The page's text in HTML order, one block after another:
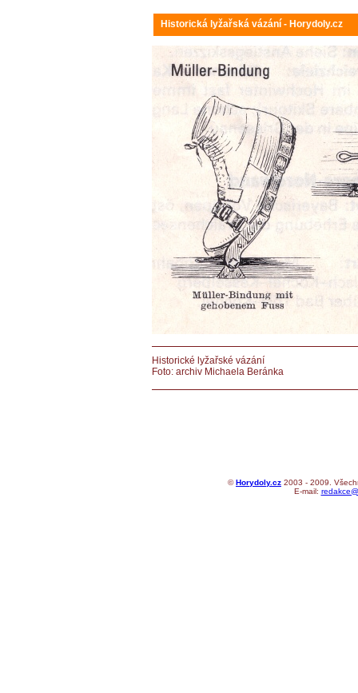
Historická lyžařská vázání - Horydoly.cz
Historické lyžařské vázání
Foto: archiv Michaela Beránka
©Horydoly.cz 2003 - 2009.
E-mail: